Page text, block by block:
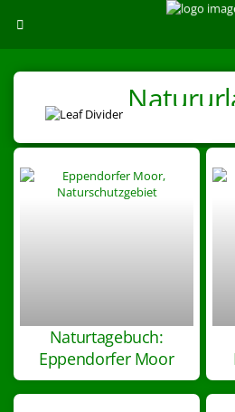
Naturtagebuch:
Eppendorfer Moor